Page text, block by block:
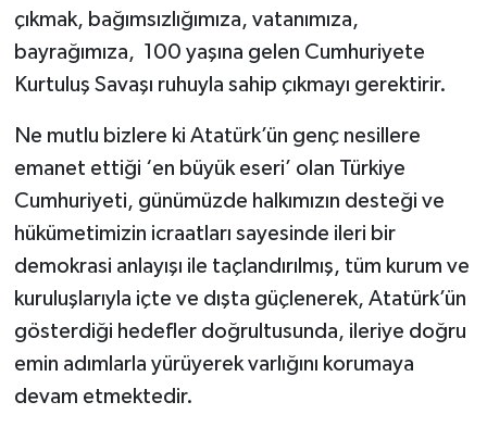
çıkmak, bağımsızlığımıza, vatanımıza,
bayrağımıza, 100 yaşına gelen Cumhuriyete
Kurtuluş Savaşı ruhuyla sahip çıkmayı gerektirir.
Ne mutlu bizlere ki Atatürk’ün genç nesillere
emanet ettiği ‘en büyük eseri’ olan Türkiye
Cumhuriyeti, günümüzde halkımızın desteği ve
hükümetimizin icraatları sayesinde ileri bir
demokrasi anlayışı ile taçlandırılmış, tüm kurum ve
kuruluşlarıyla içte ve dışta güçlenerek, Atatürk’ün
gösterdiği hedefler doğrultusunda, ileriye doğru
emin adımlarla yürüyerek varlığını korumaya
devam etmektedir.